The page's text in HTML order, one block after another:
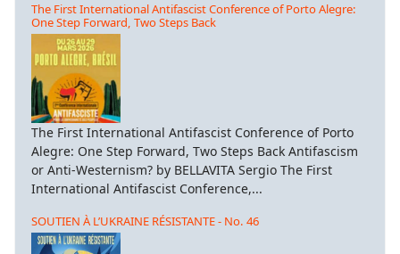
The First International Antifascist Conference of Porto Alegre:
One Step Forward, Two Steps Back
The First International Antifascist Conference of Porto
Alegre: One Step Forward, Two Steps Back Antifascism
or Anti-Westernism? by BELLAVITA Sergio The First
International Antifascist Conference,...
SOUTIEN À L’UKRAINE RÉSISTANTE - No. 46